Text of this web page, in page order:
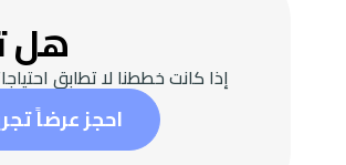
هل
إذا كانت خططنا لا تطابق
احجز عرضاً